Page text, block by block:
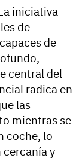
iniciativa
de
de
central del
radica en
las
mientras se
coche, lo
cercanía y